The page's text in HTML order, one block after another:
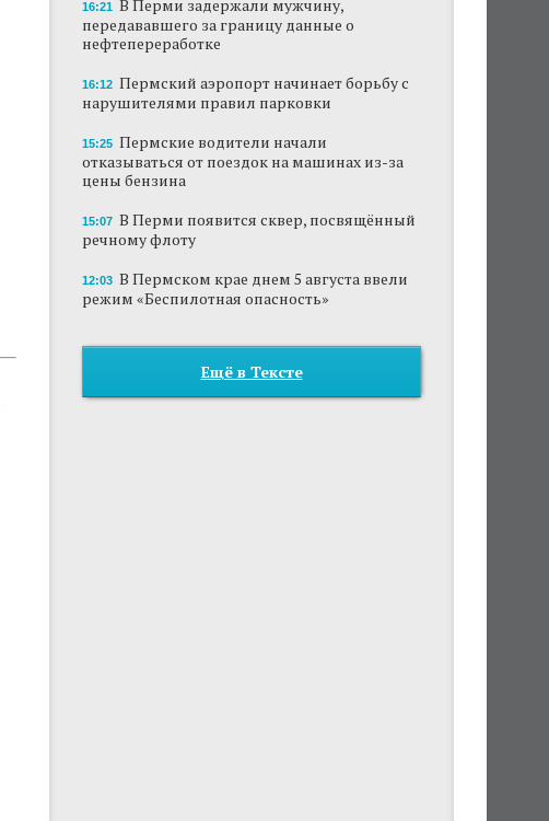
16:21 В Перми задержали мужчину,
передававшего за границу данные о
нефтепереработке
16:12 Пермский аэропорт начинает борьбу с
нарушителями правил парковки
15:25 Пермские водители начали
отказываться от поездок на машинах из-за
цены бензина
15:07 В Перми появится сквер, посвящённый
речному флоту
12:03 В Пермском крае днем 5 августа ввели
режим «Беспилотная опасность»
Ещё в Тексте